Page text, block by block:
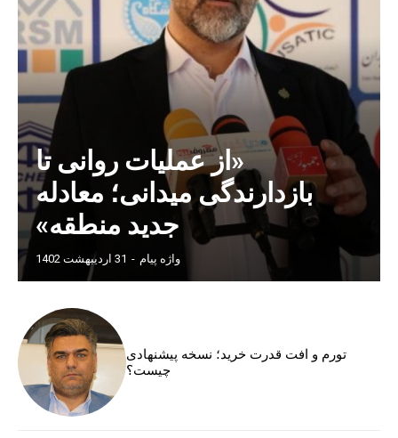
«از عملیات روانی تا
بازدارندگی میدانی؛ معادله
جدید منطقه»
واژه پیام - 31 اردیبهشت 1402
تورم و افت قدرت خرید؛ نسخه پیشنهادی
چیست؟